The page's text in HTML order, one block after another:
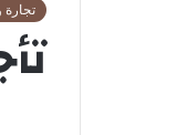
تجارة